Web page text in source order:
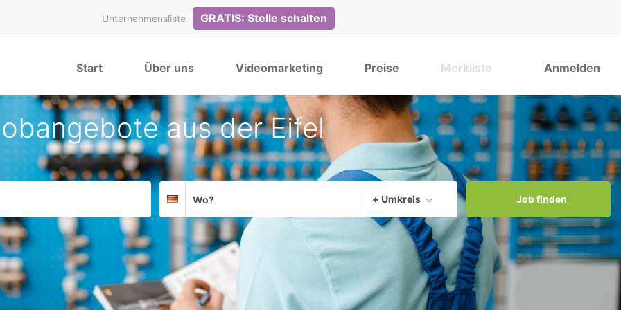
GRATIS: Stelle schalten
Unternehmensliste
Anmelden
Start Über uns Videomarketing Preise Merkliste
aus der Eifel
Deutschland
+ Umkreis
Aktuellen Ort verwenden
Job finden